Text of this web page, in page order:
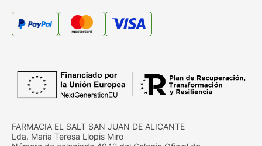
FARMACIA EL SALT SAN JUAN DE ALICANTE
Lda. Maria Teresa Llopis Miro